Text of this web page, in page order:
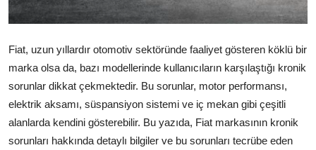
Klima & Konfor
Aydınlatma & Görüş
Şanzıman & Aktarma
Dizel Sistemler
Multimedya & Elektronik
Fiat, uzun yıllardır otomotiv sektöründe faaliyet gösteren köklü bir
marka olsa da, bazı modellerinde kullanıcıların karşılaştığı kronik
sorunlar dikkat çekmektedir. Bu sorunlar, motor performansı,
elektrik aksamı, süspansiyon sistemi ve iç mekan gibi çeşitli
alanlarda kendini gösterebilir. Bu yazıda, Fiat markasının kronik
sorunları hakkında detaylı bilgiler ve bu sorunları tecrübe eden